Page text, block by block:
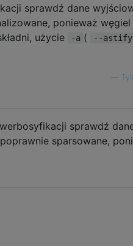
sprawdź dane
ponieważ węgiel
użycie -a ( --astify
sprawdź
sparsowane,